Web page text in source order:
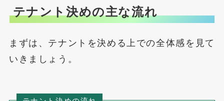
テナント決めの主な流れ
まずは、テナントを決める上での全体感を見て
いきましょう。